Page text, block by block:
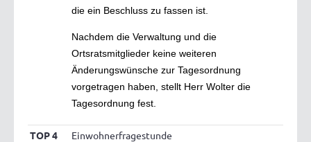
die ein Beschluss zu fassen ist.
Nachdem die Verwaltung und die
Ortsratsmitglieder keine weiteren
Änderungswünsche zur Tagesordnung
vorgetragen haben, stellt Herr Wolter die
Tagesordnung fest.
TOP 4
Einwohnerfragestunde